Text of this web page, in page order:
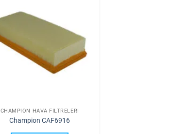
CHAMPION HAVA FILTRELERI
Champion CAF6916